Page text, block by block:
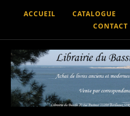
ACCUEIL CATALOGUE
CONTACT